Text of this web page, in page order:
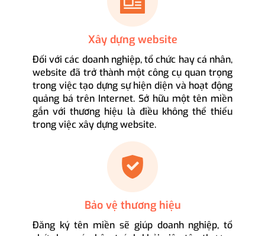
Xây dựng website
Đối với các doanh nghiệp, tổ chức hay cá nhân,
website đã trở thành một công cụ quan trọng
trong việc tạo dựng sự hiện diện và hoạt động
quảng bá trên Internet. Sở hữu một tên miền
gắn với thương hiệu là điều không thể thiếu
trong việc xây dựng website.
Bảo vệ thương hiệu
Đăng ký tên miền sẽ giúp doanh nghiệp, tổ